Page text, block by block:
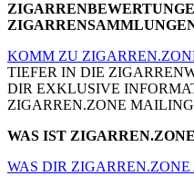
KOMM ZU
TIEFER IN DIE
DIR EXKLUSIVE
ZIGARREN.ZONE
WAS IST
WAS DIR